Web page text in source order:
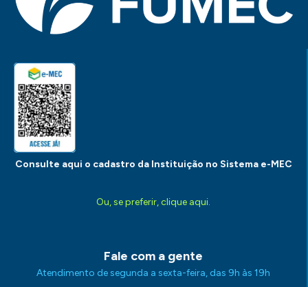
Consulte aqui o cadastro da Instituição no Sistema e-MEC
Ou, se preferir, clique aqui.
Fale com a gente
Atendimento de segunda a sexta-feira, das 9h às 19h